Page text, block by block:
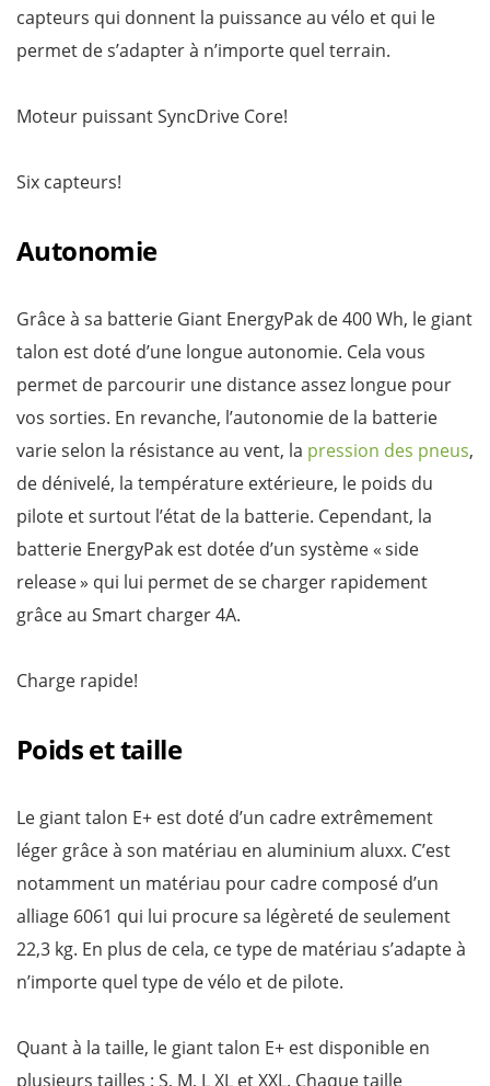
capteurs qui donnent la puissance au vélo et qui le
permet de s’adapter à n’importe quel terrain.
Moteur puissant SyncDrive Core!
Six capteurs!
Autonomie
Grâce à sa batterie Giant EnergyPak de 400 Wh, le giant
talon est doté d’une longue autonomie. Cela vous
permet de parcourir une distance assez longue pour
vos sorties. En revanche, l’autonomie de la batterie
varie selon la résistance au vent, la pression des pneus,
de dénivelé, la température extérieure, le poids du
pilote et surtout l’état de la batterie. Cependant, la
batterie EnergyPak est dotée d’un système « side
release » qui lui permet de se charger rapidement
grâce au Smart charger 4A.
Charge rapide!
Poids et taille
Le giant talon E+ est doté d’un cadre extrêmement
léger grâce à son matériau en aluminium aluxx. C’est
notamment un matériau pour cadre composé d’un
alliage 6061 qui lui procure sa légèreté de seulement
22,3 kg. En plus de cela, ce type de matériau s’adapte à
n’importe quel type de vélo et de pilote.
Quant à la taille, le giant talon E+ est disponible en
plusieurs tailles : S, M, L XL et XXL. Chaque taille